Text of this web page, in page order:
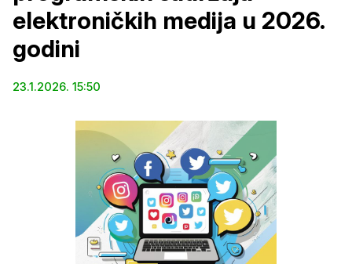
elektroničkih medija u 2026.
godini
23.1.2026. 15:50